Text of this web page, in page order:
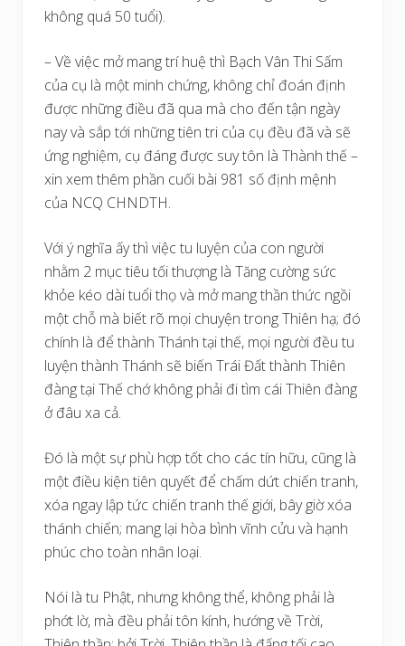
không quá 50 tuổi).
– Về việc mở mang trí huệ thì Bạch Vân Thi Sấm
của cụ là một minh chứng, không chỉ đoán định
được những điều đã qua mà cho đến tận ngày
nay và sắp tới những tiên tri của cụ đều đã và sẽ
ứng nghiệm, cụ đáng được suy tôn là Thành thế –
xin xem thêm phần cuối bài 981 số định mệnh
của NCQ CHNDTH.
Với ý nghĩa ấy thì việc tu luyện của con người
nhằm 2 mục tiêu tối thượng là Tăng cường sức
khỏe kéo dài tuổi thọ và mở mang thần thức ngồi
một chỗ mà biết rõ mọi chuyện trong Thiên hạ; đó
chính là để thành Thánh tại thế, mọi người đều tu
luyện thành Thánh sẽ biến Trái Đất thành Thiên
đàng tại Thế chớ không phải đi tìm cái Thiên đàng
ở đâu xa cả.
Đó là một sự phù hợp tốt cho các tín hữu, cũng là
một điều kiện tiên quyết để chấm dứt chiến tranh,
xóa ngay lập tức chiến tranh thế giới, bây giờ xóa
thánh chiến; mang lại hòa bình vĩnh cửu và hạnh
phúc cho toàn nhân loại.
Nói là tu Phật, nhưng không thể, không phải là
phớt lờ, mà đều phải tôn kính, hướng về Trời,